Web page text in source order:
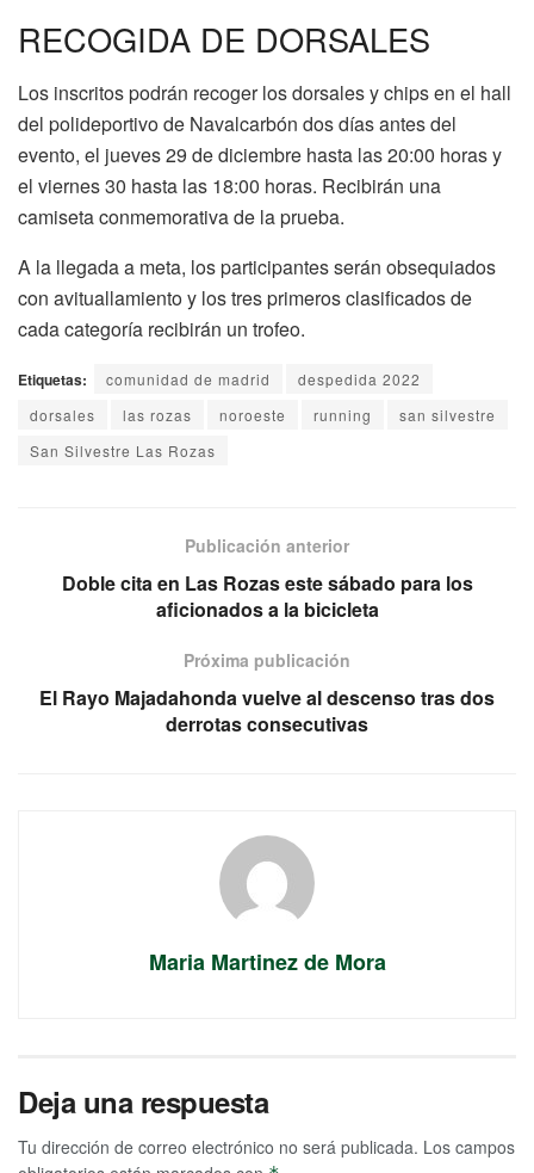
RECOGIDA DE DORSALES
Los inscritos podrán recoger los dorsales y chips en el hall
del polideportivo de Navalcarbón dos días antes del
evento, el jueves 29 de diciembre hasta las 20:00 horas y
el viernes 30 hasta las 18:00 horas. Recibirán una
camiseta conmemorativa de la prueba.
A la llegada a meta, los participantes serán obsequiados
con avituallamiento y los tres primeros clasificados de
cada categoría recibirán un trofeo.
Etiquetas: comunidad de madrid
despedida 2022
dorsales
las rozas noroeste running
san silvestre
San Silvestre Las Rozas
Publicación anterior
Doble cita en Las Rozas este sábado para los
aficionados a la bicicleta
Próxima publicación
El Rayo Majadahonda vuelve al descenso tras dos
derrotas consecutivas
Maria Martinez de Mora
Deja una respuesta
Tu dirección de correo electrónico no será publicada. Los campos